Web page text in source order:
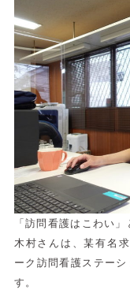
「訪問看護はこわい
木村さんは、某有名
ーク訪問看護ステー
す。